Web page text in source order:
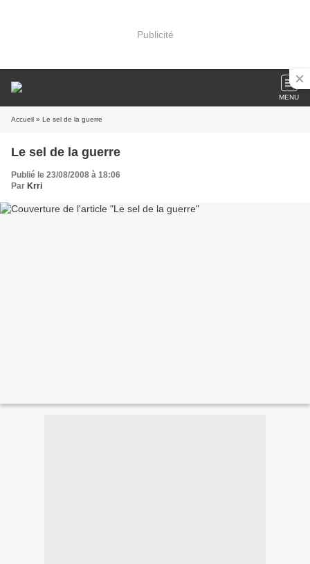
Publicité
MENU
Accueil » Le sel de la guerre
Le sel de la guerre
Publié le 23/08/2008 à 18:06
Par Krri